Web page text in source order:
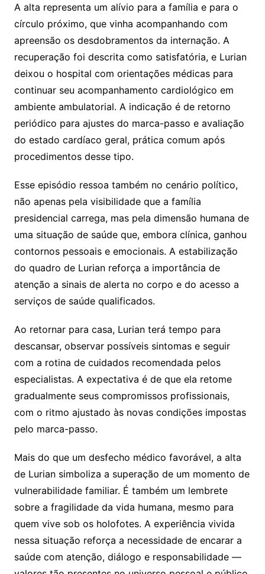
A alta representa um alívio para a família e para o
círculo próximo, que vinha acompanhando com
apreensão os desdobramentos da internação. A
recuperação foi descrita como satisfatória, e Lurian
deixou o hospital com orientações médicas para
continuar seu acompanhamento cardiológico em
ambiente ambulatorial. A indicação é de retorno
periódico para ajustes do marca-passo e avaliação
do estado cardíaco geral, prática comum após
procedimentos desse tipo.
Esse episódio ressoa também no cenário político,
não apenas pela visibilidade que a família
presidencial carrega, mas pela dimensão humana de
uma situação de saúde que, embora clínica, ganhou
contornos pessoais e emocionais. A estabilização
do quadro de Lurian reforça a importância de
atenção a sinais de alerta no corpo e do acesso a
serviços de saúde qualificados.
Ao retornar para casa, Lurian terá tempo para
descansar, observar possíveis sintomas e seguir
com a rotina de cuidados recomendada pelos
especialistas. A expectativa é de que ela retome
gradualmente seus compromissos profissionais,
com o ritmo ajustado às novas condições impostas
pelo marca-passo.
Mais do que um desfecho médico favorável, a alta
de Lurian simboliza a superação de um momento de
vulnerabilidade familiar. É também um lembrete
sobre a fragilidade da vida humana, mesmo para
quem vive sob os holofotes. A experiência vivida
nessa situação reforça a necessidade de encarar a
saúde com atenção, diálogo e responsabilidade —